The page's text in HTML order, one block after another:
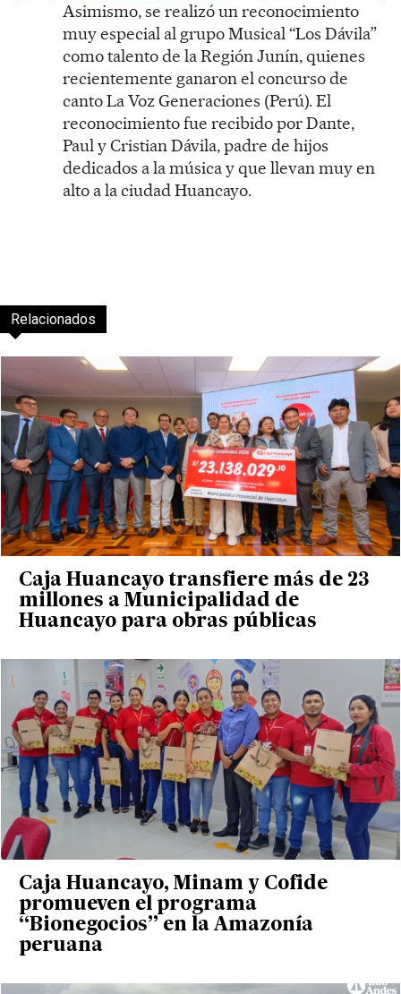
Asimismo, se realizó un reconocimiento
muy especial al grupo Musical “Los Dávila”
como talento de la Región Junín, quienes
recientemente ganaron el concurso de
canto La Voz Generaciones (Perú). El
reconocimiento fue recibido por Dante,
Paul y Cristian Dávila, padre de hijos
dedicados a la música y que llevan muy en
alto a la ciudad Huancayo.
Relacionados
Caja Huancayo transfiere más de 23
millones a Municipalidad de
Huancayo para obras públicas
Caja Huancayo, Minam y Cofide
promueven el programa
“Bionegocios” en la Amazonía
peruana